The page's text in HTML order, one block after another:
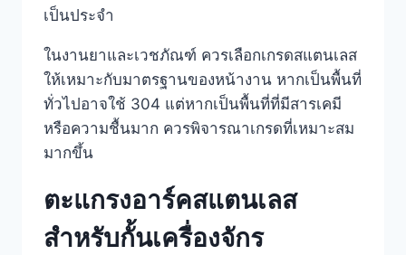
เป็นประจำ
ในงานยาและเวชภัณฑ์ ควรเลือกเกรดสแตนเลส
ให้เหมาะกับมาตรฐานของหน้างาน หากเป็นพื้นที่
ทั่วไปอาจใช้ 304 แต่หากเป็นพื้นที่ที่มีสารเคมี
หรือความชื้นมาก ควรพิจารณาเกรดที่เหมาะสม
มากขึ้น
ตะแกรงอาร์คสแตนเลส
สำหรับกั้นเครื่องจักร